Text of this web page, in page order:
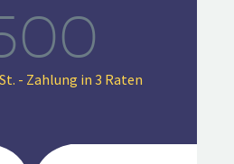
- Zahlung in 3 Raten